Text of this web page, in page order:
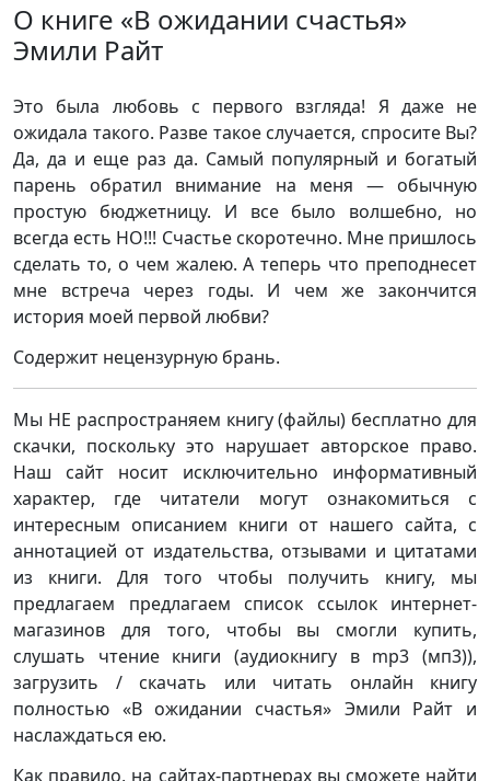
О книге «В ожидании счастья»
Эмили Райт
Это была любовь с первого взгляда! Я даже не
ожидала такого. Разве такое случается, спросите Вы?
Да, да и еще раз да. Самый популярный и богатый
парень обратил внимание на меня — обычную
простую бюджетницу. И все было волшебно, но
всегда есть НО!!! Счастье скоротечно. Мне пришлось
сделать то, о чем жалею. А теперь что преподнесет
мне встреча через годы. И чем же закончится
история моей первой любви?
Содержит нецензурную брань.
Мы НЕ распространяем книгу (файлы) бесплатно для
скачки, поскольку это нарушает авторское право.
Наш сайт носит исключительно информативный
характер, где читатели могут ознакомиться с
интересным описанием книги от нашего сайта, с
аннотацией от издательства, отзывами и цитатами
из книги. Для того чтобы получить книгу, мы
предлагаем предлагаем список ссылок интернет-
магазинов для того, чтобы вы смогли купить,
слушать чтение книги (аудиокнигу в mp3 (мп3)),
загрузить / скачать или читать онлайн книгу
полностью «В ожидании счастья» Эмили Райт и
наслаждаться ею.
Как правило, на сайтах-партнерах вы сможете найти